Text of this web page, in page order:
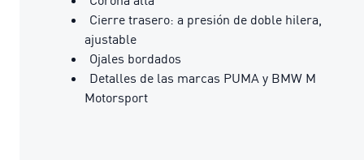
Cierre trasero: a presión de doble hilera,
ajustable
Ojales bordados
Detalles de las marcas PUMA y BMW M
Motorsport